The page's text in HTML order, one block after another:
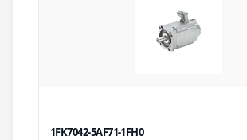
1FK7042-5AF71-1FH0